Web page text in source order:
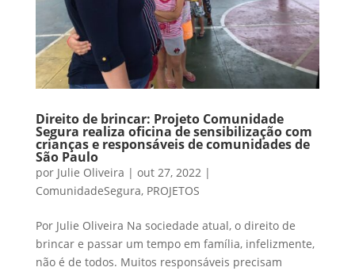
Direito de brincar: Projeto Comunidade
Segura realiza oficina de sensibilização com
crianças e responsáveis de comunidades de
São Paulo
por Julie Oliveira | out 27, 2022|
ComunidadeSegura, PROJETOS
Por Julie Oliveira Na sociedade atual, o direito de
brincar e passar um tempo em família, infelizmente,
não é de todos. Muitos responsáveis precisam